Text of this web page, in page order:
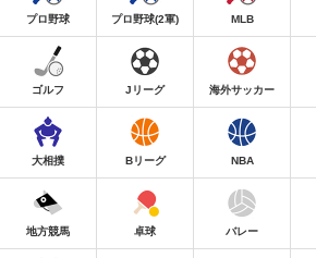
プロ野球 プロ野球(2軍) MLB
ゴルフ Jリーグ 海外サッカー
大相撲 Bリーグ NBA
地方競馬 卓球 バレー